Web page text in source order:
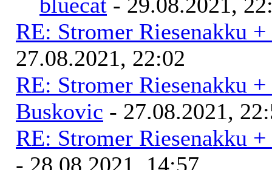
RE: Stromer Riesenakku
27.08.2021, 22:02
RE: Stromer Riesenakku
Buskovic - 27.08.2021,
RE: Stromer Riesenakku
- 28.08.2021, 14:57